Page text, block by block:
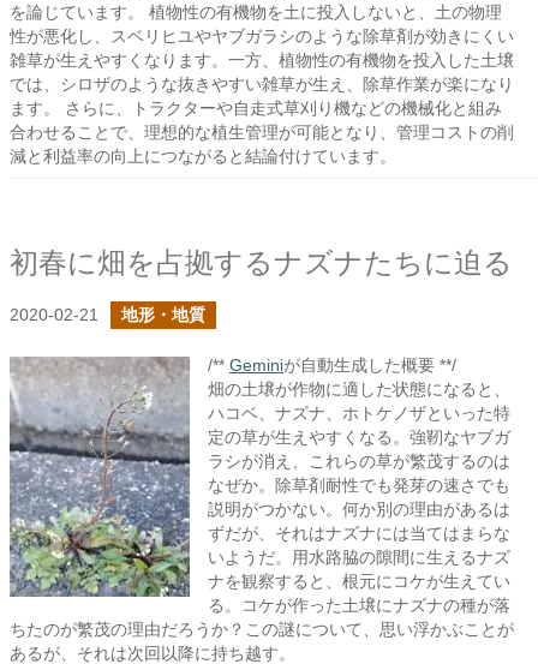
を論じています。 植物性の有機物を土に投入しないと、土の物理
性が悪化し、スベリヒユやヤブガラシのような除草剤が効きにくい
雑草が生えやすくなります。一方、植物性の有機物を投入した土壌
では、シロザのような抜きやすい雑草が生え、除草作業が楽になり
ます。 さらに、トラクターや自走式草刈り機などの機械化と組み
合わせることで、理想的な植生管理が可能となり、管理コストの削
減と利益率の向上につながると結論付けています。
初春に畑を占拠するナズナたちに迫る
2020-02-21 地形・地質
/** Geminiが自動生成した概要 **/
畑の土壌が作物に適した状態になると、
ハコベ、ナズナ、ホトケノザといった特
定の草が生えやすくなる。強靭なヤブガ
ラシが消え、これらの草が繁茂するのは
なぜか。除草剤耐性でも発芽の速さでも
説明がつかない。何か別の理由があるは
ずだが、それはナズナには当てはまらな
いようだ。用水路脇の隙間に生えるナズ
ナを観察すると、根元にコケが生えてい
る。コケが作った土壌にナズナの種が落
ちたのが繁茂の理由だろうか？この謎について、思い浮かぶことが
あるが、それは次回以降に持ち越す。